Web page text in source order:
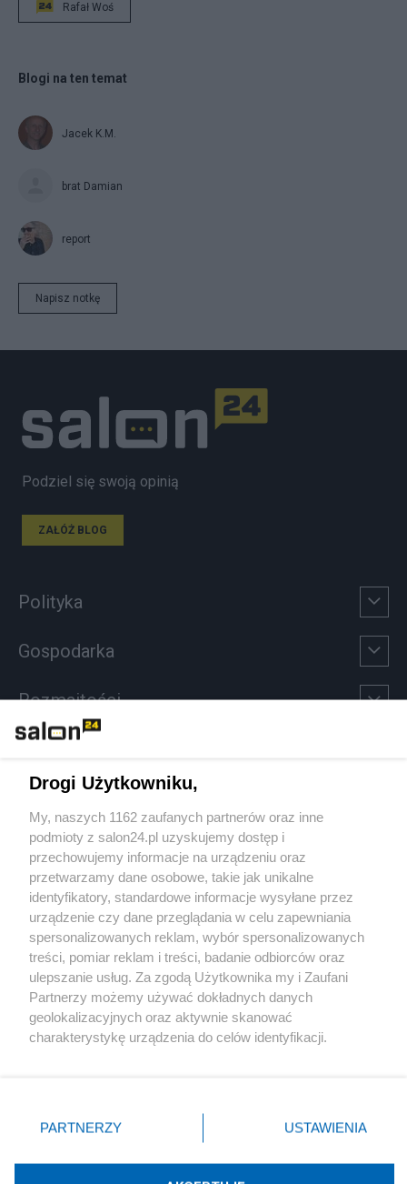
Rafał Woś
Blogi na ten temat
Jacek K.M.
brat Damian
report
Napisz notkę
Podziel się swoją opinią
ZAŁÓŻ BLOG
Polityka
Gospodarka
Rozmaitości
Sport
Społeczeństwo
Kultura
X Facebook Instagram Youtube
Drogi Użytkowniku,
My, naszych 1162 zaufanych partnerów oraz inne
podmioty z salon24.pl uzyskujemy dostęp i
przechowujemy informacje na urządzeniu oraz
przetwarzamy dane osobowe, takie jak unikalne
identyfikatory, standardowe informacje wysyłane przez
urządzenie czy dane przeglądania w celu zapewniania
spersonalizowanych reklam, wybór spersonalizowanych
treści, pomiar reklam i treści, badanie odbiorców oraz
ulepszanie usług. Za zgodą Użytkownika my i Zaufani
Partnerzy możemy używać dokładnych danych
geolokalizacyjnych oraz aktywnie skanować
charakterystykę urządzenia do celów identyfikacji.
zmienić/wycofać klikając przycisk ustawień prywatności
znajdujący się w lewym dolnym rogu strony
rodzaje przetwarzania danych nie wymagają zgody
użytkownika, ale masz prawo sprzeciwić się takiemu
PARTNERZY USTAWIENIA